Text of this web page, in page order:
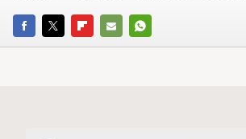
FACEBOOKTWITTERFLIPBOARD
E-
WHATSAPP